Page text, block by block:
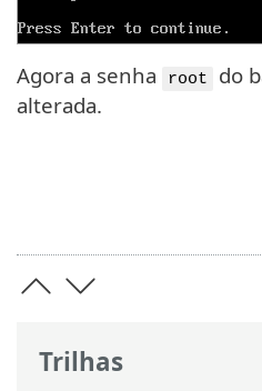
Trilhas
Agora a senha root
do
alterada.